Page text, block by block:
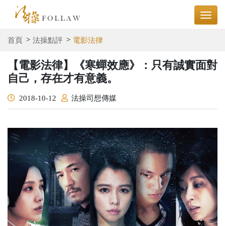
首頁 法操點評 電影法律
【電影法律】《寒蟬效應》：只有誠實面對
自己，存在才有意義。
2018-10-12 法操司想傳媒